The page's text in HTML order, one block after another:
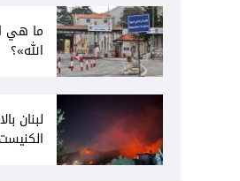
ما هي
الله»؟
لبنان